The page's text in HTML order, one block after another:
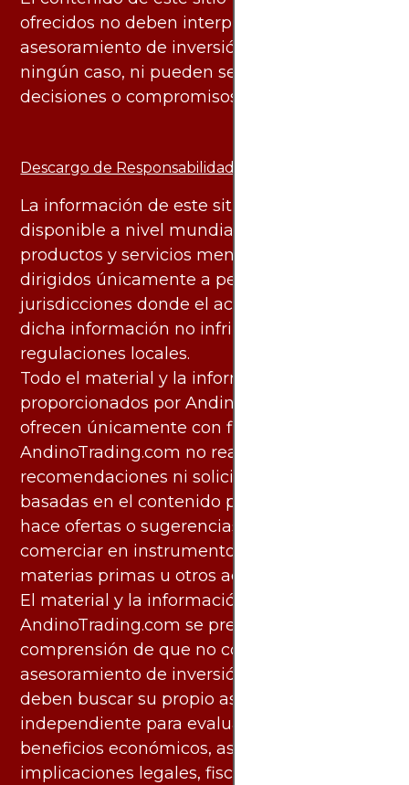
ofrecidos no deben interpretarse como
asesoramiento de inversión ni financiero en
ningún caso, ni pueden servir de base para
decisiones o compromisos de ningún tipo.
Descargo de Responsabilidad:
La información de este sitio web está
disponible a nivel mundial. Sin embargo, los
productos y servicios mencionados están
dirigidos únicamente a personas en
jurisdicciones donde el acceso y uso de
dicha información no infringe leyes o
regulaciones locales.
Todo el material y la información
proporcionados por AndinoTrading.com se
ofrecen únicamente con fines informativos.
AndinoTrading.com no realiza
recomendaciones ni solicita acciones
basadas en el contenido proporcionado, ni
hace ofertas o sugerencias para invertir o
comerciar en instrumentos financieros,
materias primas u otros activos.
El material y la información disponibles en
AndinoTrading.com se presentan con la
comprensión de que no constituyen
asesoramiento de inversión. Los usuarios
deben buscar su propio asesoramiento
independiente para evaluar los riesgos y
beneficios económicos, así como las
implicaciones legales, fiscales y contables